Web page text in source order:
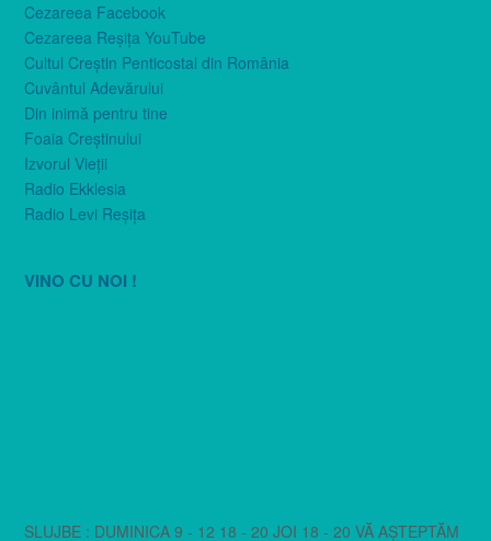
Cezareea Facebook
Cezareea Reşiţa YouTube
Cultul Creştin Penticostal din România
Cuvântul Adevărului
Din inimă pentru tine
Foaia Creştinului
Izvorul Vieţii
Radio Ekklesia
Radio Levi Reşiţa
VINO CU NOI !
SLUJBE : DUMINICA 9 - 12 18 - 20 JOI 18 - 20 VĂ AȘTEPTĂM